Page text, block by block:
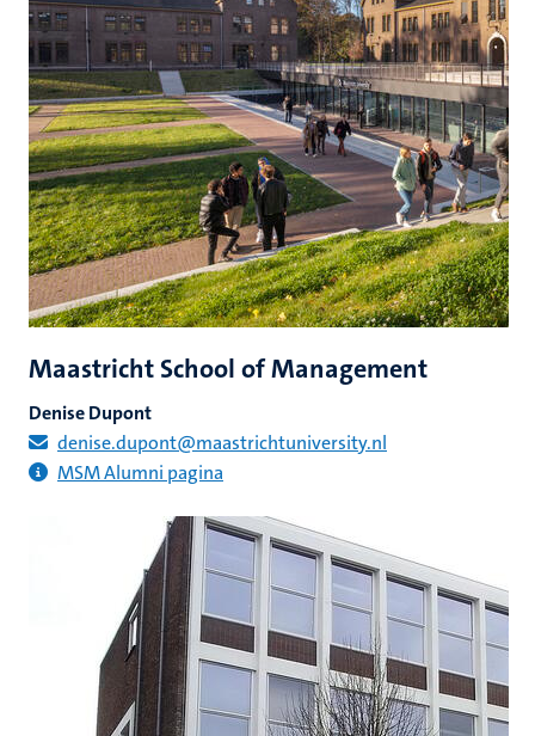
Maastricht School of Management
Denise Dupont
denise.dupont@maastrichtuniversity.nl
MSM Alumni pagina